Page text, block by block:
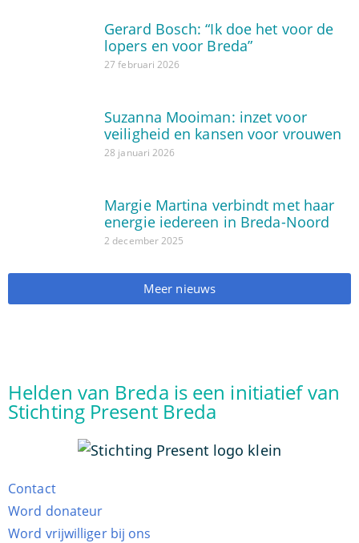
Gerard Bosch: “Ik doe het voor de
lopers en voor Breda”
27 februari 2026
Suzanna Mooiman: inzet voor
veiligheid en kansen voor vrouwen
28 januari 2026
Margie Martina verbindt met haar
energie iedereen in Breda-Noord
2 december 2025
Meer nieuws
Helden van Breda is een initiatief van
Stichting Present Breda
Contact
Word donateur
Word vrijwilliger bij ons